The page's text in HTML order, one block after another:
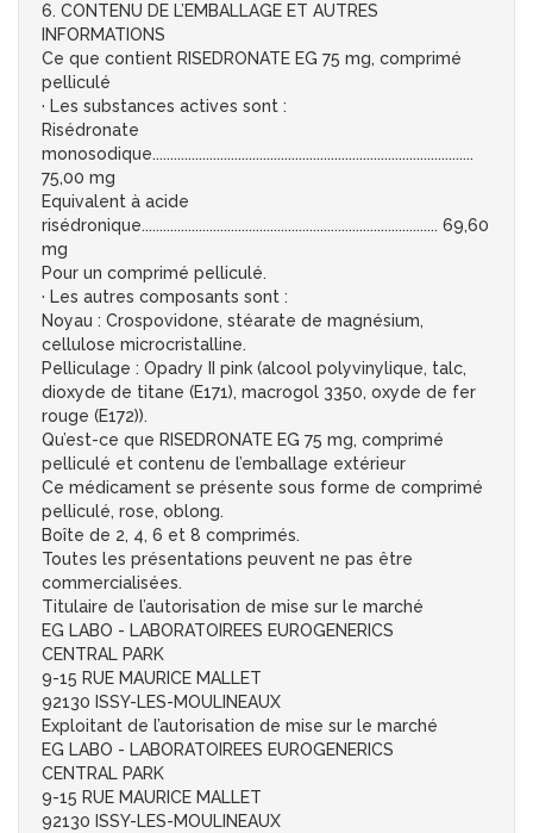
6. CONTENU DE L’EMBALLAGE ET AUTRES
INFORMATIONS
Ce que contient RISEDRONATE EG 75 mg, comprimé
pelliculé
· Les substances actives sont :
Risédronate
monosodique..........................................................................................
75,00 mg
Equivalent à acide
risédronique................................................................................... 69,60
mg
Pour un comprimé pelliculé.
· Les autres composants sont :
Noyau : Crospovidone, stéarate de magnésium,
cellulose microcristalline.
Pelliculage : Opadry II pink (alcool polyvinylique, talc,
dioxyde de titane (E171), macrogol 3350, oxyde de fer
rouge (E172)).
Qu’est-ce que RISEDRONATE EG 75 mg, comprimé
pelliculé et contenu de l’emballage extérieur
Ce médicament se présente sous forme de comprimé
pelliculé, rose, oblong.
Boîte de 2, 4, 6 et 8 comprimés.
Toutes les présentations peuvent ne pas être
commercialisées.
Titulaire de l’autorisation de mise sur le marché
EG LABO - LABORATOIREES EUROGENERICS
CENTRAL PARK
9-15 RUE MAURICE MALLET
92130 ISSY-LES-MOULINEAUX
Exploitant de l’autorisation de mise sur le marché
EG LABO - LABORATOIREES EUROGENERICS
CENTRAL PARK
9-15 RUE MAURICE MALLET
92130 ISSY-LES-MOULINEAUX